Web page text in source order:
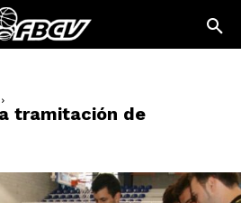
tramitación de